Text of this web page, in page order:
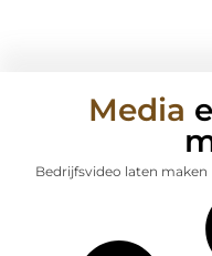
Media
Bedrijfsvideo laten maken